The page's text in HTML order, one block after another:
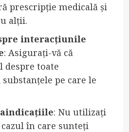
prescripție medicală și
alții.
interacțiunile
: Asigurați-vă că
toate
pe care le
: Nu utilizați
în care sunteți